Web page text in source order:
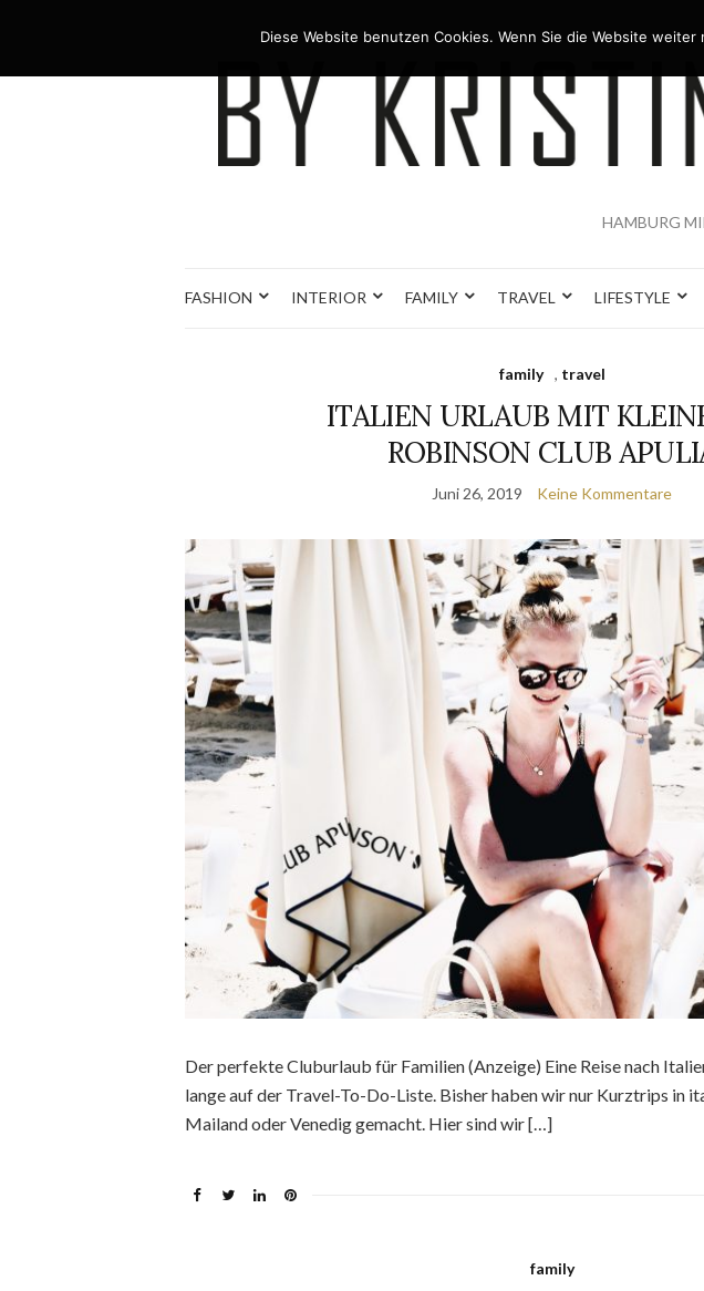
HAMBURG
FASHION INTERIOR FAMILY TRAVEL LIFESTYLE
family , travel
ITALIEN URLAUB MIT
ROBINSON CLUB
Juni 26, 2019 Keine Kommentare
Der perfekte Cluburlaub für Familien (Anzeige) Eine Reise nach
lange auf der Travel-To-Do-Liste. Bisher haben wir nur Kurztrips in
Mailand oder Venedig gemacht. Hier sind wir […]
family
Diese Website benutzen Cookies. Wenn Sie die Website